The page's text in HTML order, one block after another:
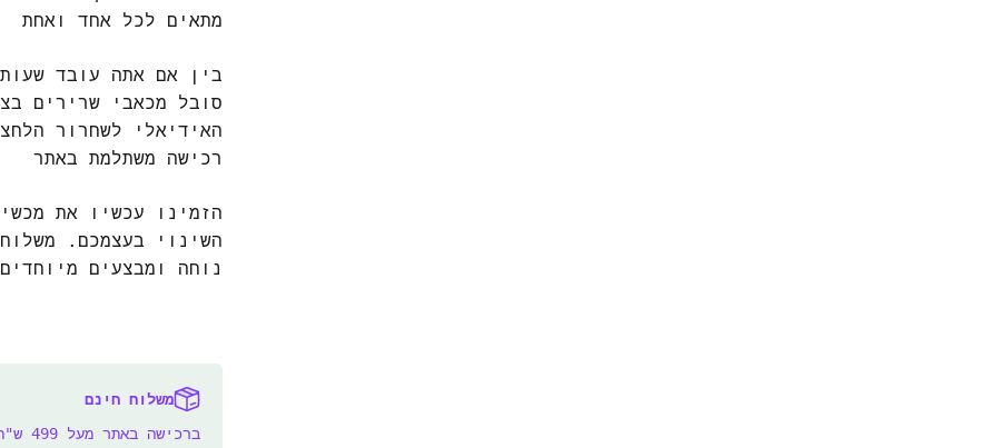
מתאים לכל אחד ואחת
בין אם אתה עובד
סובל מכאבי שרירים
האידיאלי לשחרור
רכישה משתלמת באתר
הזמינו עכשיו את
השינוי בעצמכם.
נוחה ומבצעים
משלוח חינם
ברכישה באתר מעל 499 ש"ח